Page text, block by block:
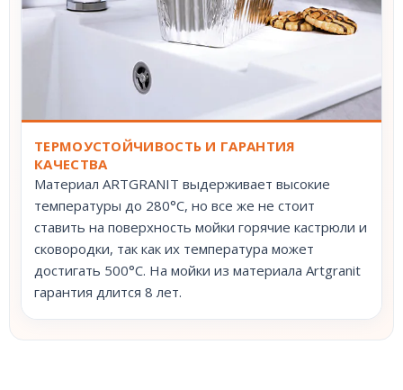
ТЕРМОУСТОЙЧИВОСТЬ И ГАРАНТИЯ
КАЧЕСТВА
Материал ARTGRANIT выдерживает высокие
температуры до 280°С, но все же не стоит
ставить на поверхность мойки горячие кастрюли и
сковородки, так как их температура может
достигать 500°С. На мойки из материала Artgranit
гарантия длится 8 лет.